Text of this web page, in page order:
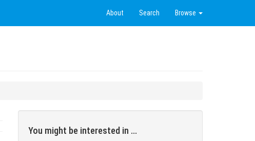
About Search Browse
You might be interested in ...